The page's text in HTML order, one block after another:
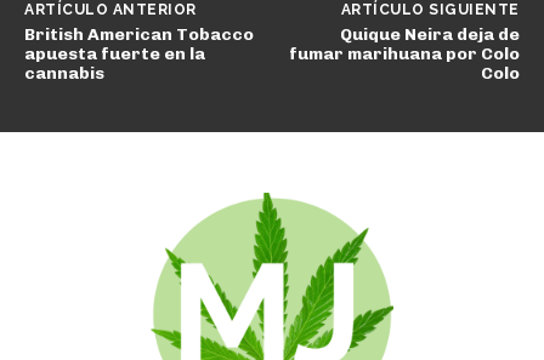
ARTÍCULO ANTERIOR
British American Tobacco
apuesta fuerte en la
cannabis
ARTÍCULO SIGUIENTE
Quique Neira deja de
fumar marihuana por Colo
Colo